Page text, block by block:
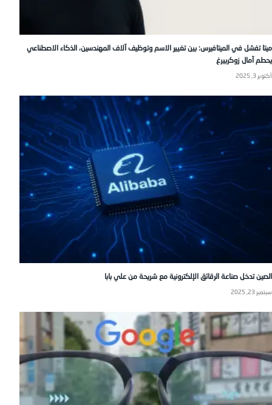
ميتا تفشل في الميتافيرس: بين تغيير الاسم وتوظيف آلاف المهندسين، الذكاء الاصطناعي
يحطم آمال زوكربيرغ
أكتوبر 3, 2025
الصين تدخل صناعة الرقائق الإلكترونية مع شريحة من علي بابا
سبتمبر 23, 2025